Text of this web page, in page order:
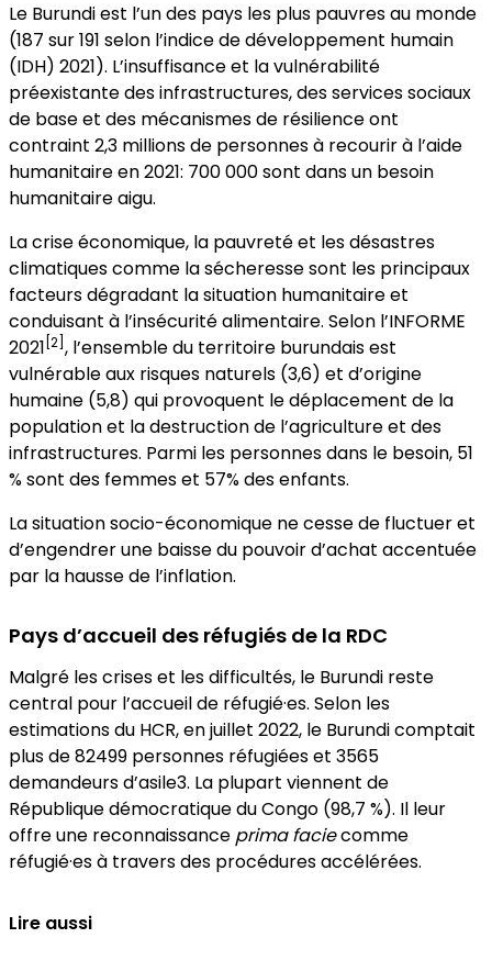
Le Burundi est l’un des pays les plus pauvres au monde
(187 sur 191 selon l’indice de développement humain
(IDH) 2021). L’insuffisance et la vulnérabilité
préexistante des infrastructures, des services sociaux
de base et des mécanismes de résilience ont
contraint 2,3 millions de personnes à recourir à l’aide
humanitaire en 2021: 700 000 sont dans un besoin
humanitaire aigu.
La crise économique, la pauvreté et les désastres
climatiques comme la sécheresse sont les principaux
facteurs dégradant la situation humanitaire et
conduisant à l’insécurité alimentaire. Selon l’INFORME
2021 [2] , l’ensemble du territoire burundais est
vulnérable aux risques naturels (3,6) et d’origine
humaine (5,8) qui provoquent le déplacement de la
population et la destruction de l’agriculture et des
infrastructures. Parmi les personnes dans le besoin, 51
% sont des femmes et 57% des enfants.
La situation socio-économique ne cesse de fluctuer et
d’engendrer une baisse du pouvoir d’achat accentuée
par la hausse de l’inflation.
Pays d’accueil des réfugiés de la RDC
Malgré les crises et les difficultés, le Burundi reste
central pour l’accueil de réfugié·es. Selon les
estimations du HCR, en juillet 2022, le Burundi comptait
plus de 82499 personnes réfugiées et 3565
demandeurs d’asile3. La plupart viennent de
République démocratique du Congo (98,7 %). Il leur
offre une reconnaissance prima faciecomme
réfugié·es à travers des procédures accélérées.
Lire aussi